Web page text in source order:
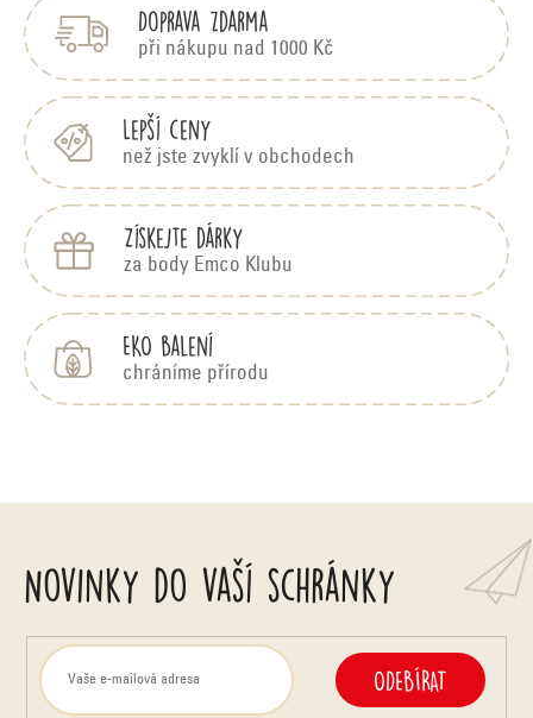
Doprava zdarma
při nákupu nad 1000 Kč
Lepší ceny
než jste zvyklí v obchodech
Získejte dárky
za body Emco Klubu
EKO balení
chráníme přírodu
Novinky do vaší schránky
ODEBÍRAT